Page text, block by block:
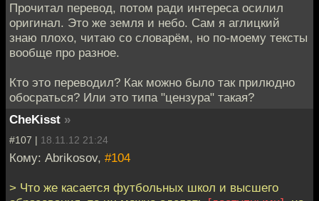
Прочитал перевод, потом ради интереса осилил
оригинал. Это же земля и небо. Сам я аглицкий
знаю плохо, читаю со словарём, но по-моему тексты
вообще про разное.
Кто это переводил? Как можно было так прилюдно
обосраться? Или это типа "цензура" такая?
CheKisst »
#107 | 18.11.12 21:24
Кому: Abrikosov, #104
> Что же касается футбольных школ и высшего